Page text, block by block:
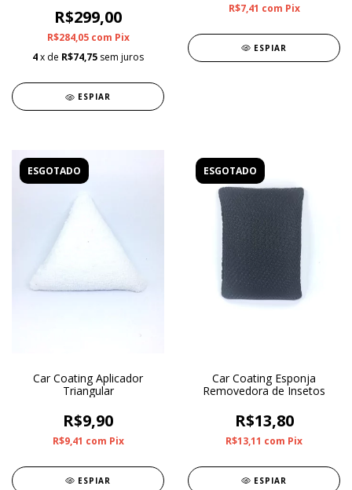
R$299,00
R$284,05 com Pix
4x de R$74,75 sem juros
ESPIAR
R$7,41 com Pix
ESPIAR
ESGOTADO
Car Coating Aplicador
Triangular
R$9,90
R$9,41 com Pix
ESPIAR
ESGOTADO
Car Coating Esponja
Removedora de Insetos
R$13,80
R$13,11 com Pix
ESPIAR